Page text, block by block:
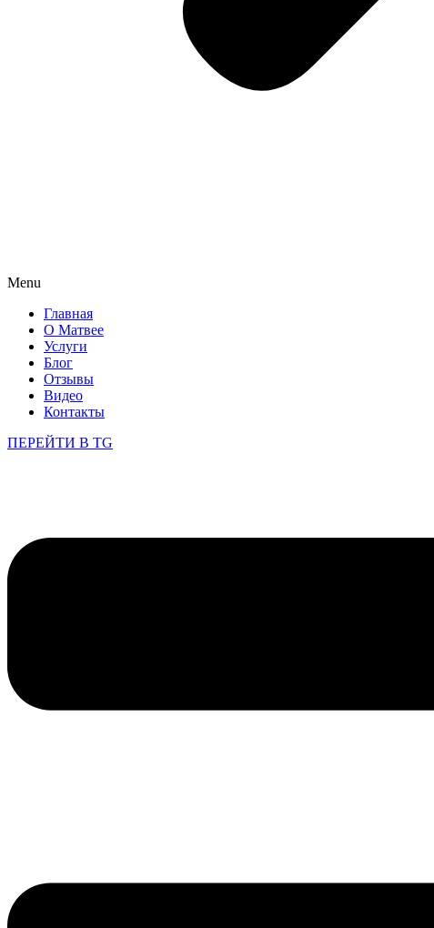
Menu
Главная
О Матвее
Услуги
Блог
Отзывы
Видео
Контакты
ПЕРЕЙТИ В TG